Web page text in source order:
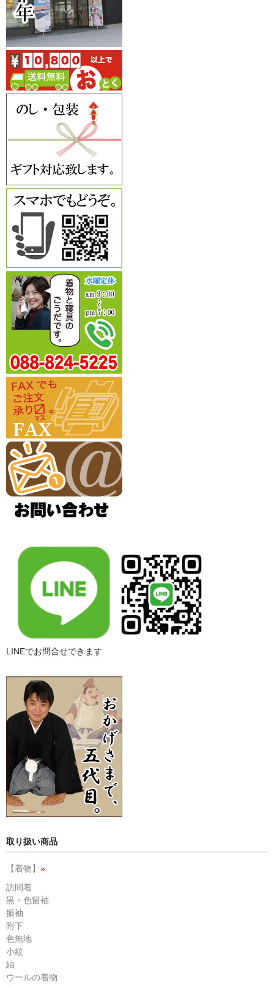
LINEでお問合せできます
取り扱い商品
【着物】 »
訪問着
黒・色留袖
振袖
附下
色無地
小紋
紬
ウールの着物